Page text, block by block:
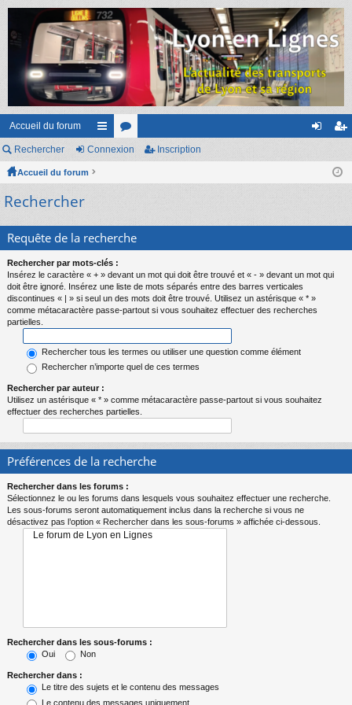
Accueil du forum
ac
s
or
cri
Rechercher Connexion Inscription
Accueil du forum
Rechercher
Requête de la recherche
Rechercher par mots-clés :
Insérez le caractère « + » devant un mot qui doit être trouvé et « - » devant un mot qui
doit être ignoré. Insérez une liste de mots séparés entre des barres verticales
discontinues « | » si seul un des mots doit être trouvé. Utilisez un astérisque « * »
comme métacaractère passe-partout si vous souhaitez effectuer des recherches
partielles.
Rechercher tous les termes ou utiliser une question comme élément
Rechercher n’importe quel de ces termes
Rechercher par auteur :
Utilisez un astérisque « * » comme métacaractère passe-partout si vous souhaitez
effectuer des recherches partielles.
Préférences de la recherche
Rechercher dans les forums :
Sélectionnez le ou les forums dans lesquels vous souhaitez effectuer une recherche.
Les sous-forums seront automatiquement inclus dans la recherche si vous ne
désactivez pas l’option « Rechercher dans les sous-forums » affichée ci-dessous.
Rechercher dans les sous-forums :
Oui
Non
Rechercher dans :
Le titre des sujets et le contenu des messages
Le contenu des messages uniquement